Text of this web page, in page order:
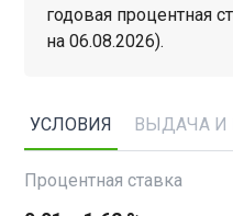
годовая процентная
на 06.08.2026).
УСЛОВИЯ ВЫДАЧА И
Процентная ставка